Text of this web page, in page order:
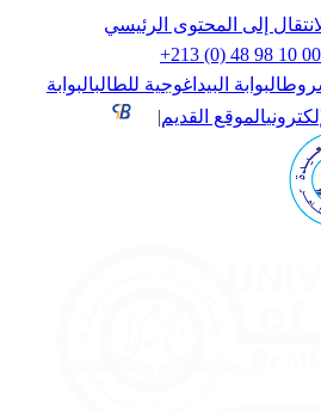
إلى المحتوى الرئيسي
+213 (0) 48 98 10
البوابة البيداغوجية للطالبالبوابة
الموقع القديم|